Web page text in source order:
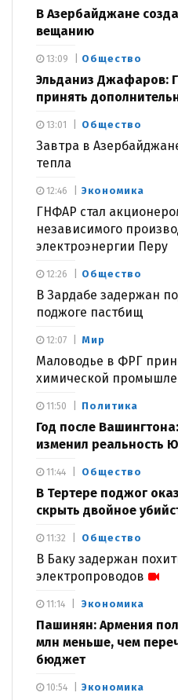
В Азербайджане
вещанию
Общество
Эльданиз Джафаров:
принять
13:09
Общество
Завтра в
тепла
13:01
Экономика
ГНФАР стал
независимого
электроэнергии Перу
12:46
Общество
В Зардабе задержан
поджоге пастбищ
12:26
Мир
Маловодье в ФРГ
химической
12:07
Политика
Год после
изменил реальность
11:50
Общество
В Тертере поджог
скрыть двойное
11:44
Общество
В Баку задержан
электропроводов
11:32
Экономика
Пашинян: Армения
млн меньше, чем
бюджет
11:14
Экономика
10:54